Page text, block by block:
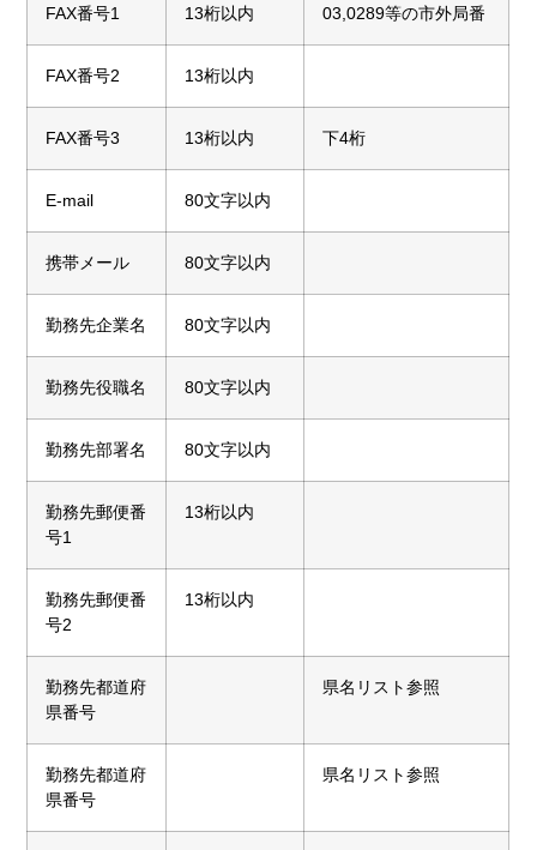
FAX番号1 13桁以内 03,0289等の市外局番
FAX番号2 13桁以内
FAX番号3 13桁以内 下4桁
E-mail 80文字以内
携帯メール 80文字以内
勤務先企業名 80文字以内
勤務先役職名 80文字以内
勤務先部署名 80文字以内
勤務先郵便番
号1
13桁以内
勤務先郵便番
号2
13桁以内
勤務先都道府
県番号
県名リスト参照
勤務先都道府
県番号
県名リスト参照